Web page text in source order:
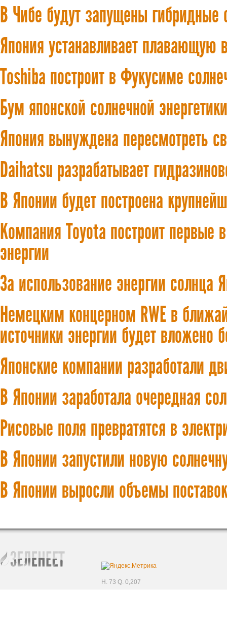
В Чибе будут запущены
Япония устанавливает плавающую
Toshiba построит в Фукусиме
Бум японской солнечной энергетики
Япония вынуждена пересмотреть
Daihatsu разрабатывает
В Японии будет построена
Компания Toyota построит первые
энергии
За использование энергии
Немецким концерном RWE в
источники энергии будет вложено
Японские компании разработали
В Японии заработала очередная
Рисовые поля превратятся в
В Японии запустили новую
В Японии выросли объемы
H. 73 Q. 0,207